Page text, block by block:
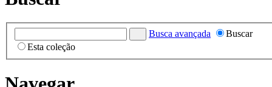
Busca avançada
Buscar
Esta coleção